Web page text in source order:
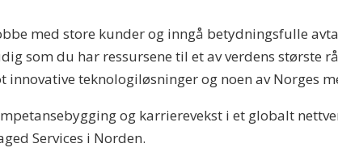
med store kunder og inngå betydningsfulle
som du har ressursene til et av verdens største
teknologiløsninger og noen av Norges
og karrierevekst i et globalt
Services i Norden.